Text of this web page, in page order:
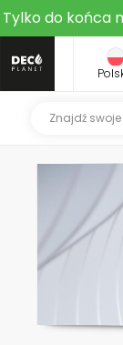
Tylko do końca